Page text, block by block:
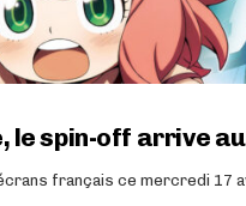
le spin-off arrive
français ce mercredi 17